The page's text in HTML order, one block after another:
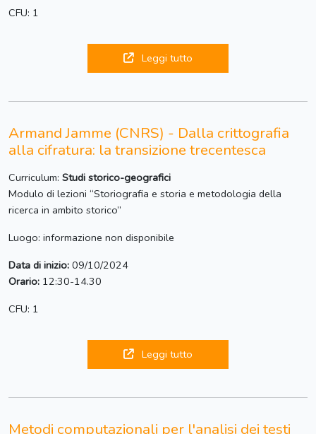
CFU: 1
Leggi tutto
Armand Jamme (CNRS) - Dalla crittografia
alla cifratura: la transizione trecentesca
Curriculum: Studi storico-geografici
Modulo di lezioni “Storiografia e storia e metodologia della
ricerca in ambito storico”
Luogo: informazione non disponibile
Data di inizio: 09/10/2024
Orario: 12:30-14.30
CFU: 1
Leggi tutto
Metodi computazionali per l'analisi dei testi